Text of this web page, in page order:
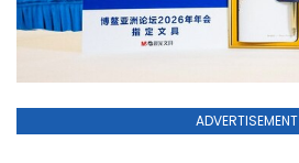
ADVERTISEMENT